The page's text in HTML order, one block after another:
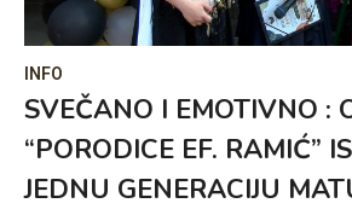
INFO
SVEČANO I EMOTIVNO :
“PORODICE EF. RAMIĆ”
JEDNU GENERACIJU